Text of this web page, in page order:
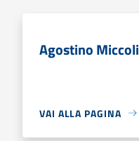
Agostino Miccoli
VAI ALLA PAGINA